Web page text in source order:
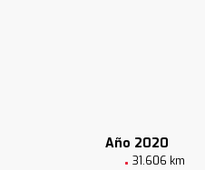
Año 2020
31.606 km